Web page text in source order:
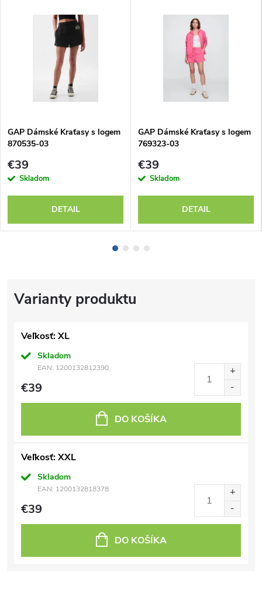
Veľkosť: XL
Skladom
EAN: 1200132812390
€39
DO KOŠÍKA
Veľkosť: XXL
Skladom
EAN: 1200132818378
€39
DO KOŠÍKA
GAP Dámské Kraťasy s logem
870535-03
€39
Skladom
DETAIL
GAP Dámské Kraťasy s logem
769323-03
€39
Skladom
DETAIL